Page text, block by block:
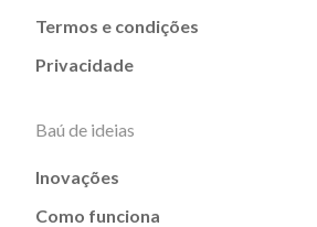
Termos e condições
Privacidade
Baú de ideias
Inovações
Como funciona